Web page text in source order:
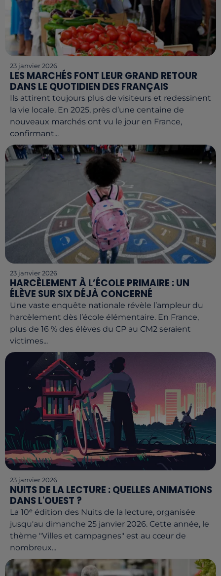
23 janvier 2026
LES MARCHÉS FONT LEUR GRAND RETOUR
DANS LE QUOTIDIEN DES FRANÇAIS
Ils attirent toujours plus de visiteurs et redessinent
la vie locale. En 2025, près d’une centaine de
nouveaux marchés ont vu le jour en France,
confirmant...
23 janvier 2026
HARCÈLEMENT À L’ÉCOLE PRIMAIRE : UN
ÉLÈVE SUR SIX DÉJÀ CONCERNÉ
Une vaste enquête nationale révèle l’ampleur du
harcèlement dès l’école élémentaire. En France,
plus de 16 % des élèves du CP au CM2 seraient
victimes...
23 janvier 2026
NUITS DE LA LECTURE : QUELLES ANIMATIONS
DANS L'OUEST ?
La 10ᵉ édition des Nuits de la lecture, organisée
jusqu'au dimanche 25 janvier 2026. Cette année, le
thème "Villes et campagnes" est au cœur de
nombreux...